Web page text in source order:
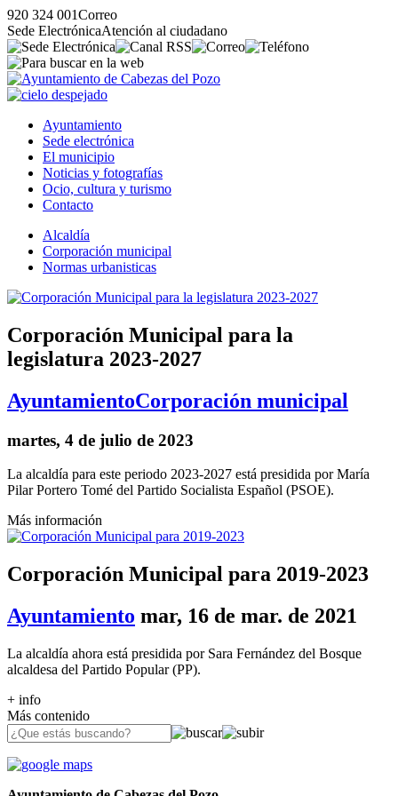
920 324 001Correo
Sede ElectrónicaAtención al ciudadano
Ayuntamiento
Sede electrónica
El municipio
Noticias y fotografías
Ocio, cultura y turismo
Contacto
Alcaldía
Corporación municipal
Normas urbanisticas
Corporación Municipal para la
legislatura 2023-2027
AyuntamientoCorporación municipal
martes, 4 de julio de 2023
La alcaldía para este periodo 2023-2027 está presidida por María
Pilar Portero Tomé del Partido Socialista Español (PSOE).
Más información
Corporación Municipal para 2019-2023
Ayuntamiento mar, 16 de mar. de 2021
La alcaldía ahora está presidida por Sara Fernández del Bosque
alcaldesa del Partido Popular (PP).
+ info
Más contenido